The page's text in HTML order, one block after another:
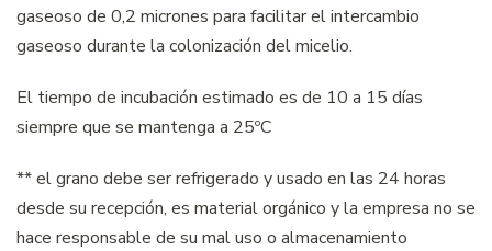
gaseoso de 0,2 micrones para facilitar el intercambio
gaseoso durante la colonización del micelio.
El tiempo de incubación estimado es de 10 a 15 días
siempre que se mantenga a 25ºC
** el grano debe ser refrigerado y usado en las 24 horas
desde su recepción, es material orgánico y la empresa no se
hace responsable de su mal uso o almacenamiento